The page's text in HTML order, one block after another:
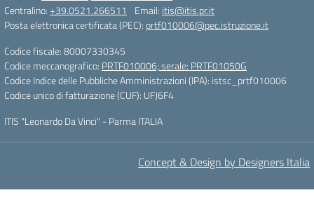
Centralino:+39.0521.266511 Email: itis@itis.pr.it
Posta elettronica certificata (PEC): prtf010006@pec.istruzione.it
Codice fiscale: 80007330345
Codice meccanografico: PRTF010006; serale: PRTF01050G
Codice Indice delle Pubbliche Amministrazioni (IPA): istsc_prtf010006
Codice unico di fatturazione (CUF): UFJ6F4
ITIS "Leonardo Da Vinci" - Parma ITALIA
Concept & Design by Designers Italia